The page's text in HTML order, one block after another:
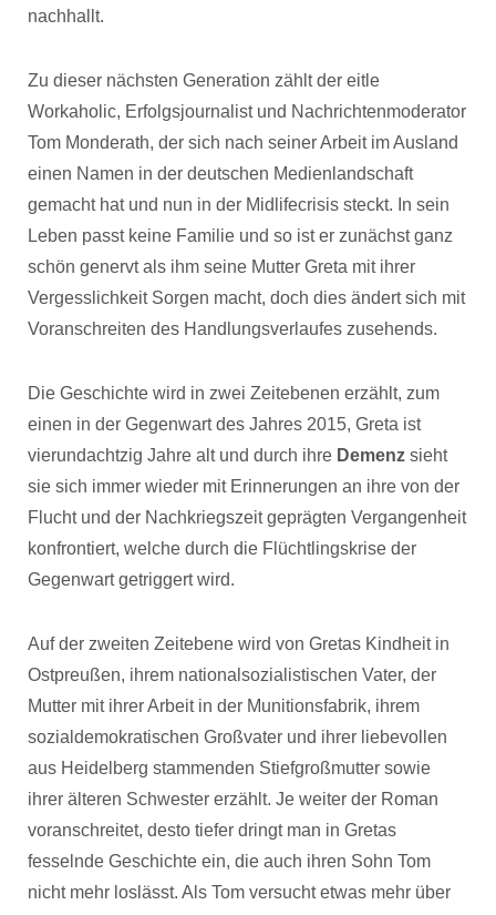
nachhallt.
Zu dieser nächsten Generation zählt der eitle
Workaholic, Erfolgsjournalist und Nachrichtenmoderator
Tom Monderath, der sich nach seiner Arbeit im Ausland
einen Namen in der deutschen Medienlandschaft
gemacht hat und nun in der Midlifecrisis steckt. In sein
Leben passt keine Familie und so ist er zunächst ganz
schön genervt als ihm seine Mutter Greta mit ihrer
Vergesslichkeit Sorgen macht, doch dies ändert sich mit
Voranschreiten des Handlungsverlaufes zusehends.
Die Geschichte wird in zwei Zeitebenen erzählt, zum
einen in der Gegenwart des Jahres 2015, Greta ist
vierundachtzig Jahre alt und durch ihre Demenz sieht
sie sich immer wieder mit Erinnerungen an ihre von der
Flucht und der Nachkriegszeit geprägten Vergangenheit
konfrontiert, welche durch die Flüchtlingskrise der
Gegenwart getriggert wird.
Auf der zweiten Zeitebene wird von Gretas Kindheit in
Ostpreußen, ihrem nationalsozialistischen Vater, der
Mutter mit ihrer Arbeit in der Munitionsfabrik, ihrem
sozialdemokratischen Großvater und ihrer liebevollen
aus Heidelberg stammenden Stiefgroßmutter sowie
ihrer älteren Schwester erzählt. Je weiter der Roman
voranschreitet, desto tiefer dringt man in Gretas
fesselnde Geschichte ein, die auch ihren Sohn Tom
nicht mehr loslässt. Als Tom versucht etwas mehr über